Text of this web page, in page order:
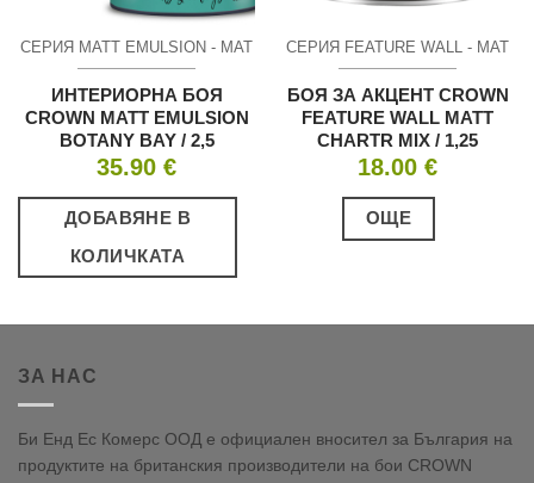
СЕРИЯ MATT EMULSION - МАТ
ИНТЕРИОРНА БОЯ
CROWN MATT EMULSION
BOTANY BAY / 2,5
35.90 €
ДОБАВЯНЕ В
КОЛИЧКАТА
СЕРИЯ FEATURE WALL - МАТ
БОЯ ЗА АКЦЕНТ CROWN
FEATURE WALL MATT
CHARTR MIX / 1,25
18.00 €
ОЩЕ
ЗА НАС
Би Енд Ес Комерс ООД е официален вносител за България на
продуктите на британския производители на бои CROWN